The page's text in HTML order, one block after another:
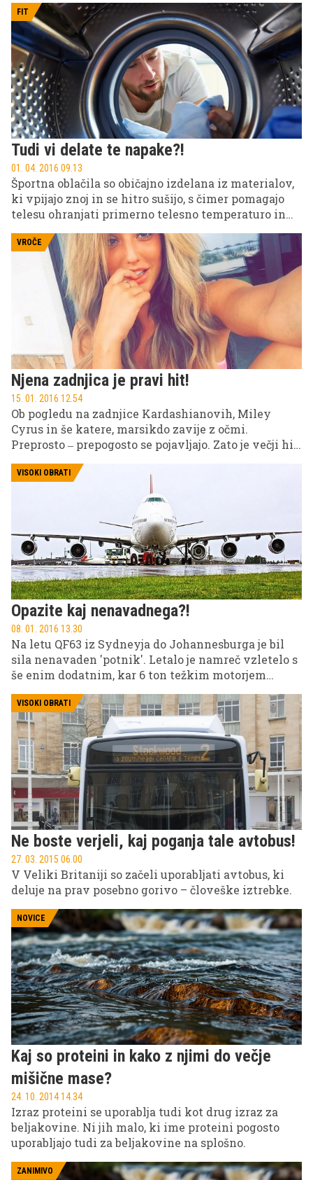
silaki.
FIT
Tudi vi delate te napake?!
01. 04. 2016 09.13
Športna oblačila so običajno izdelana iz materialov,
ki vpijajo znoj in se hitro sušijo, s čimer pomagajo
telesu ohranjati primerno telesno temperaturo in
učinek z nepravilnim načinom vzdrževanja hitro
uničimo.
VROČE
Njena zadnjica je pravi hit!
15. 01. 2016 12.54
Ob pogledu na zadnjice Kardashianovih, Miley
Cyrus in še katere, marsikdo zavije z očmi.
Preprosto ‒ prepogosto se pojavljajo. Zato je večji hit
zvezdnice Charlotte Crosby, ki je v zadnjih nekaj
mesecih popolnoma spremenila svoje telo in vse
skupaj okronala z izzivalno fotografijo in
VISOKI OBRATI
Opazite kaj nenavadnega?!
08. 01. 2016 13.30
Na letu QF63 iz Sydneyja do Johannesburga je bil
sila nenavaden 'potnik'. Letalo je namreč vzletelo s
še enim dodatnim, kar 6 ton težkim motorjem
VISOKI OBRATI
Ne boste verjeli, kaj poganja tale avtobus!
27. 03. 2015 06.00
V Veliki Britaniji so začeli uporabljati avtobus, ki
deluje na prav posebno gorivo – človeške iztrebke.
NOVICE
Kaj so proteini in kako z njimi do večje
mišične mase?
24. 10. 2014 14.34
Izraz proteini se uporablja tudi kot drug izraz za
beljakovine. Ni jih malo, ki ime proteini pogosto
uporabljajo tudi za beljakovine na splošno.
ZANIMIVO